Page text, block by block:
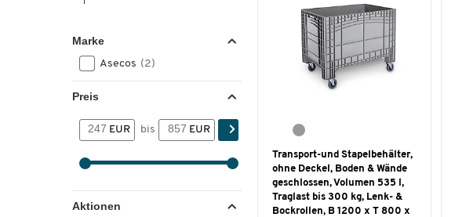
Marke
Asecos (2)
Preis
EUR bis EUR
Aktionen
Transport-und Stapelbehälter,
ohne Deckel, Boden & Wände
geschlossen, Volumen 535 l,
Traglast bis 300 kg, Lenk- &
Bockrollen, B 1200 x T 800 x